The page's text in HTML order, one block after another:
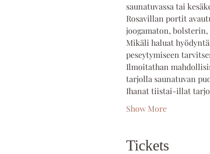
saunatuvassa tai
Rosavillan portit
joogamaton,
Mikäli haluat
peseytymiseen
Ilmoitathan
tarjolla saunatuvan
Ihanat tiistai-illat
Show More
Tickets